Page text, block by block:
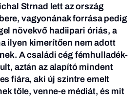
Strnad lett az ország
vagyonának forrása pedig
növekvő hadiipari óriás, a
ilyen kimerítően nem adott
A családi cég fémhulladék-
aztán az alapító mindent
fiára, aki új szintre emelt
tőle, venne-e médiát, és mit